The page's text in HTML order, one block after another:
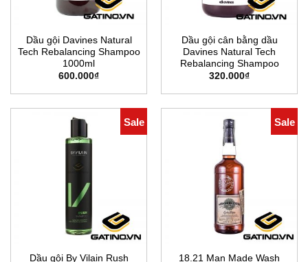
​Dầu gội Davines Natural
Tech Rebalancing Shampoo
1000ml
600.000₫
Dầu gội cân bằng dầu
Davines Natural Tech
Rebalancing Shampoo
320.000₫
Sale
Dầu gội By Vilain Rush
Sale
18.21 Man Made Wash